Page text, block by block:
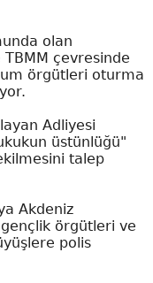
olan
çevresinde
örgütleri oturma
Adliyesi
üstünlüğü"
talep
Akdeniz
örgütleri ve
polis